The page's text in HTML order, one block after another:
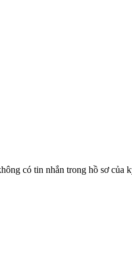
có tin nhắn trong hồ sơ của